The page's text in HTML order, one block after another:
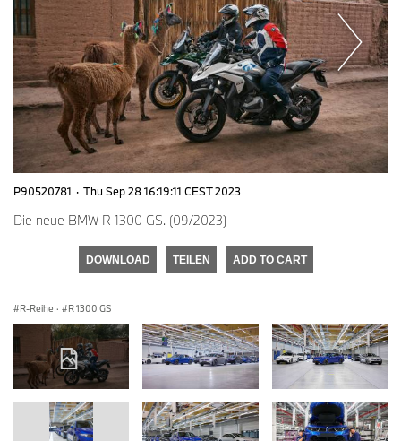
P90520781 · Thu Sep 28 16:19:11 CEST 2023
Die neue BMW R 1300 GS. (09/2023)
DOWNLOAD TEILEN ADD TO CART
R-Reihe · R 1300 GS